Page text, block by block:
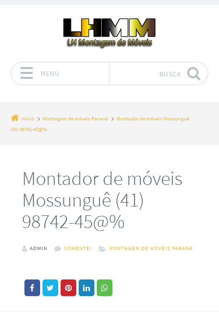
MENU BUSCA
Início Montagem de móveis Paraná
Montador de móveis Mossunguê
(41) 98742-45@%
Montador de móveis
Mossunguê (41)
98742-45@%
ADMIN COMENTE! MONTAGEM DE MÓVEIS PARANÁ